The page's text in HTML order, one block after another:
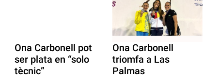
Ona Carbonell pot
ser plata en “solo
tècnic”
Ona Carbonell
triomfa a Las
Palmas